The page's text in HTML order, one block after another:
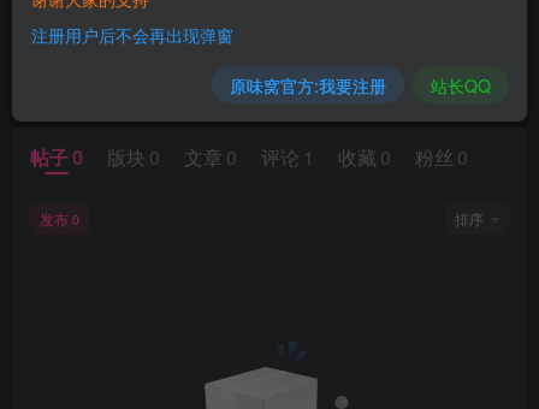
帖子0 版块 0 文章 0 评论 1 收藏 0 粉丝 0
发布 0 排序
注册用户后不会再出现弹窗
原味窝官方:我要注册 站长QQ